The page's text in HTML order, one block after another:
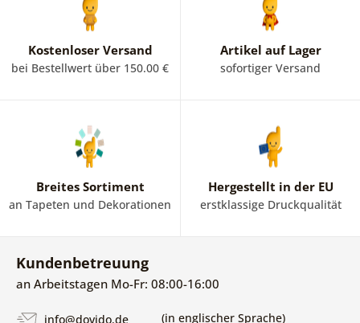
Kostenloser Versand
bei Bestellwert über 150.00 €
Artikel auf Lager
sofortiger Versand
Breites Sortiment
an Tapeten und Dekorationen
Hergestellt in der EU
erstklassige Druckqualität
Kundenbetreuung
an Arbeitstagen Mo-Fr: 08:00-16:00
info@dovido.de (in englischer Sprache)